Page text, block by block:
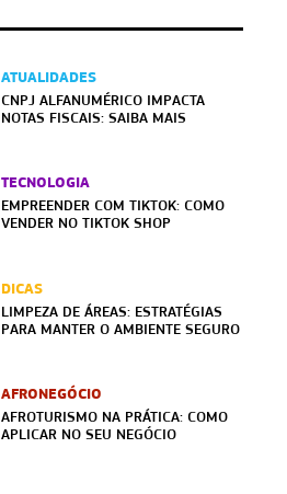
ATUALIDADES
CNPJ ALFANUMÉRICO IMPACTA
NOTAS FISCAIS: SAIBA MAIS
TECNOLOGIA
EMPREENDER COM TIKTOK: COMO
VENDER NO TIKTOK SHOP
DICAS
LIMPEZA DE ÁREAS: ESTRATÉGIAS
PARA MANTER O AMBIENTE SEGURO
AFRONEGÓCIO
AFROTURISMO NA PRÁTICA: COMO
APLICAR NO SEU NEGÓCIO